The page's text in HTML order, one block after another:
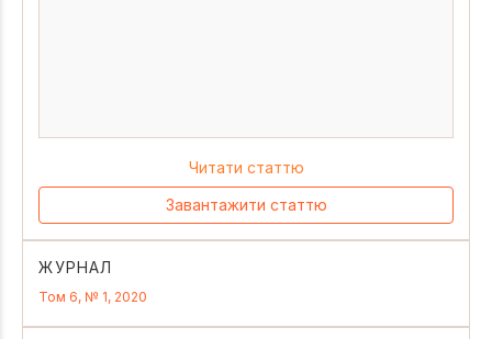
Читати статтю
Завантажити статтю
ЖУРНАЛ
Том 6, № 1, 2020